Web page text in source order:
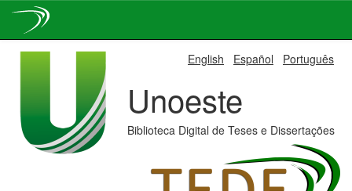
English Español Português
Unoeste
Biblioteca Digital de Teses e Dissertações